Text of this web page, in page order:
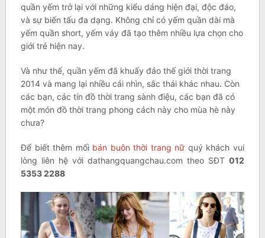
quần yếm trở lại với những kiểu dáng hiện đại, độc đáo,
và sự biến tấu đa dạng. Không chỉ có yếm quần dài mà
yếm quần short, yếm váy đã tạo thêm nhiều lựa chọn cho
giới trẻ hiện nay.
Và như thế, quần yếm đã khuấy đảo thế giới thời trang
2014 và mang lại nhiều cái nhìn, sắc thái khác nhau. Còn
các bạn, các tín đồ thời trang sành điệu, các bạn đã có
một món đồ thời trang phong cách này cho mùa hè này
chưa?
Để biết thêm mối bán buôn thời trang nữ quý khách vui
lòng liên hệ với dathangquangchau.com theo SĐT012
5353 2288